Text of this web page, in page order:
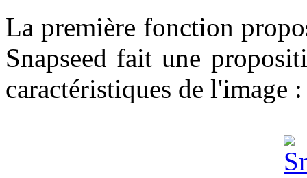
La première fonction
Snapseed fait une
caractéristiques de l'image :